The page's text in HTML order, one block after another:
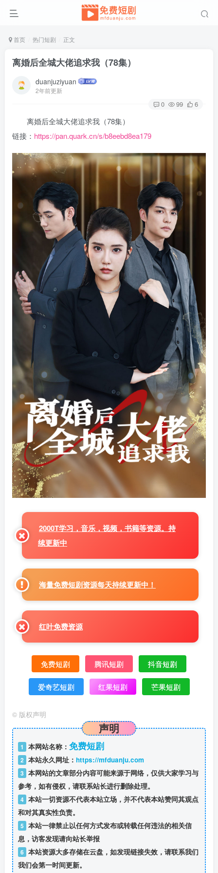
首页 热门短剧 正文
离婚后全城大佬追求我（78集）
duanjuziyuan
2年前更新
0 99 6
离婚后全城大佬追求我（78集）
链接： https://pan.quark.cn/s/b8eebd8ea179
2000T学习，音乐，视频，书籍等资源。持
续更新中
海量免费短剧资源每天持续更新中！
红叶免费资源
免费短剧 腾讯短剧 抖音短剧
爱奇艺短剧 红果短剧 芒果短剧
© 版权声明
声明
1 本网站名称： 免费短剧
2 本站永久网址： https://mfduanju.com
3 本网站的文章部分内容可能来源于网络，仅供大家学习与
参考，如有侵权，请联系站长进行删除处理。
4 本站一切资源不代表本站立场，并不代表本站赞同其观点
和对其真实性负责。
5 本站一律禁止以任何方式发布或转载任何违法的相关信
息，访客发现请向站长举报
6 本站资源大多存储在云盘，如发现链接失效，请联系我们
我们会第一时间更新。